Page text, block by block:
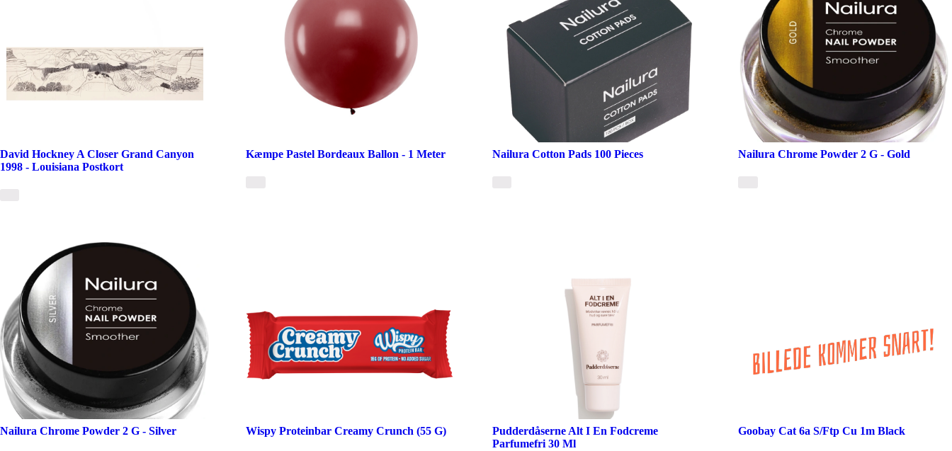
David Hockney A Closer Grand Canyon
1998 - Louisiana Postkort
Kæmpe Pastel Bordeaux Ballon - 1 Meter Nailura Cotton Pads 100 Pieces Nailura Chrome Powder 2 G - Gold
Nailura Chrome Powder 2 G - Silver Wispy Proteinbar Creamy Crunch (55 G)
Pudderdåserne Alt I En Fodcreme
Parfumefri 30 Ml
Goobay Cat 6a S/Ftp Cu 1m Black